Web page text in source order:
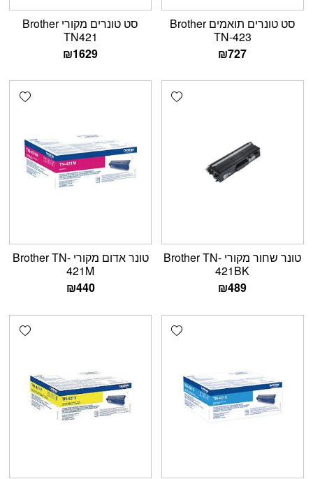
סט טונרים תואמים Brother
TN-423
₪727
סט טונרים מקורי Brother
TN421
₪1629
Add wishlist
טונר שחור מקורי Brother TN-
421BK
₪489
טונר אדום מקורי Brother TN-
421M
₪440
Add wishlist